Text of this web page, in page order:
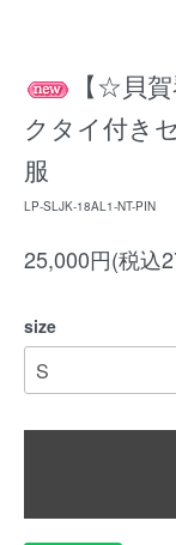
【☆貝
クタイ付き
服
LP-SLJK-18AL1-NT-PIN
25,000円(税込
size